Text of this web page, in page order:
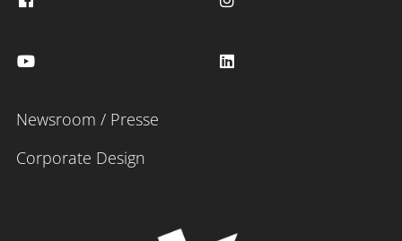
Newsroom / Presse
Corporate Design